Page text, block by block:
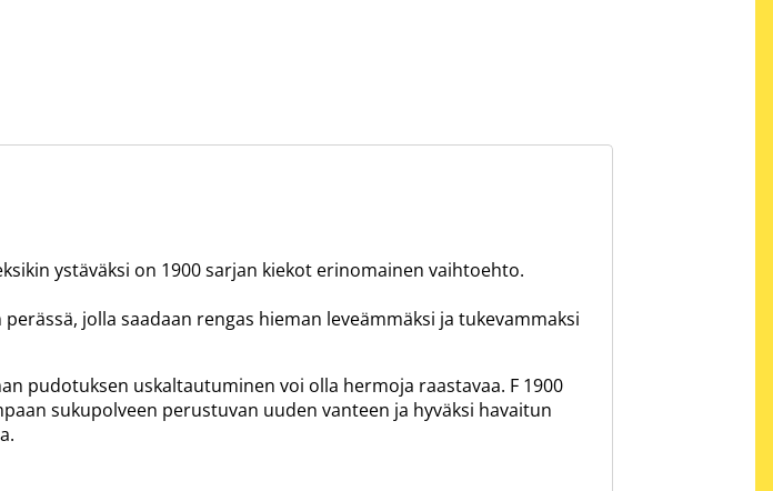
ystäväksi on 1900 sarjan kiekot erinomainen vaihtoehto.
jolla saadaan rengas hieman leveämmäksi ja tukevammaksi
pudotuksen uskaltautuminen voi olla hermoja raastavaa. F 1900
sukupolveen perustuvan uuden vanteen ja hyväksi havaitun